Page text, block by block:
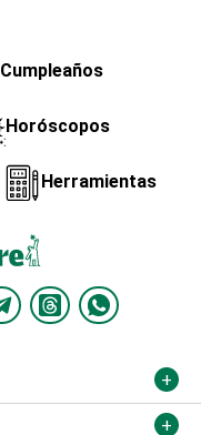
Cumpleaños
Horóscopos
Herramientas